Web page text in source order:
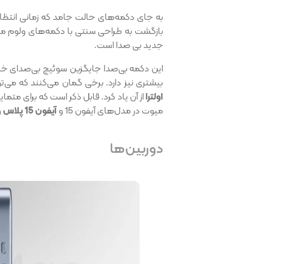
به جای دکمه‌های حالت جامد که زمانی
بازگشت به طراحی سنتی با دکمه‌های ولوم
جدید بی صدا است.
این دکمه بی‌صدا جایگزین سوئیچ
بیشتری نیز دارد. برخی گمان می‌کنند که
اولترا
میوت در مدل‌های آیفون 15 و
آیفون 15 پلاس
دوربین‌ها